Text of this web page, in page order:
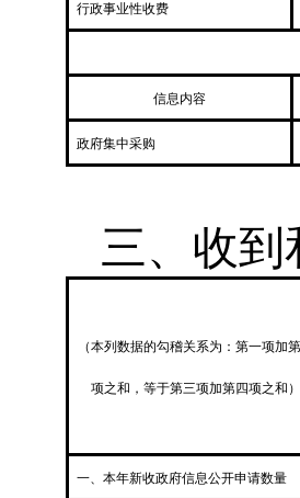
行政事业性收费
信息内容
政府集中采购
三、收
（本列数据的勾稽关系为：第一项加
项之和，等于第三项加第四项之和）
一、本年新收政府信息公开申请数量